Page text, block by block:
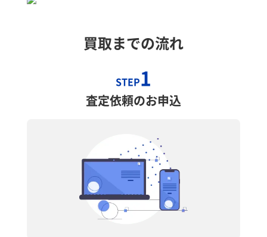
買取までの流れ
STEP1
査定依頼のお申込